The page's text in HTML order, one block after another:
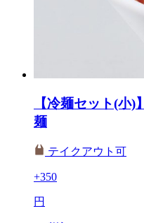
【冷麺セット(小
麺
テイクアウト可
+350
円